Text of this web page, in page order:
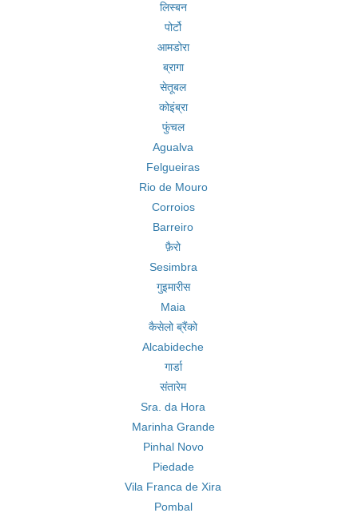
लिस्बन
पोर्टो
आमडोरा
ब्रागा
सेतूबल
कोइंब्रा
फुंचल
Agualva
Felgueiras
Rio de Mouro
Corroios
Barreiro
फ़ैरो
Sesimbra
गुइमारीस
Maia
कैसेलो ब्रैंको
Alcabideche
गार्डा
संतारेम
Sra. da Hora
Marinha Grande
Pinhal Novo
Piedade
Vila Franca de Xira
Pombal